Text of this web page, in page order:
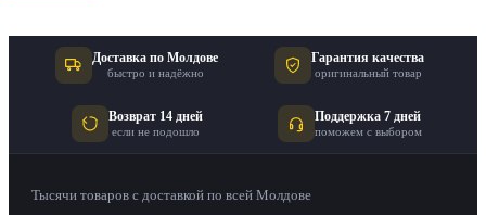
Доставка по Молдове
быстро и надёжно
Гарантия качества
оригинальный товар
Возврат 14 дней
если не подошло
Поддержка 7 дней
поможем с выбором
Тысячи товаров с доставкой по всей Молдове